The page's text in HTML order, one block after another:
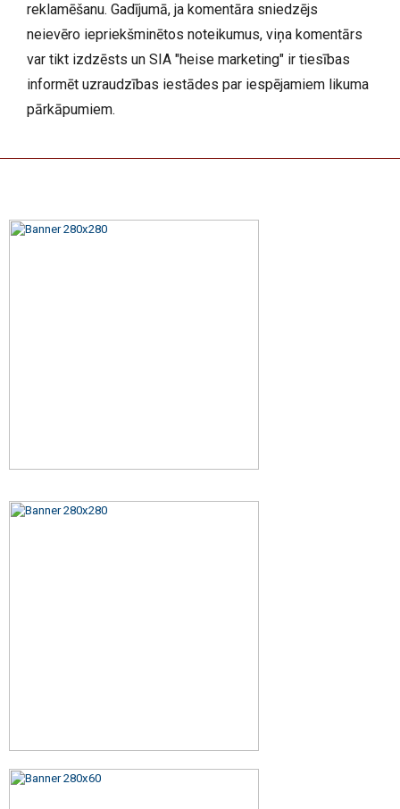
reklamēšanu. Gadījumā, ja komentāra sniedzējs
neievēro iepriekšminētos noteikumus, viņa komentārs
var tikt izdzēsts un SIA "heise marketing" ir tiesības
informēt uzraudzības iestādes par iespējamiem likuma
pārkāpumiem.